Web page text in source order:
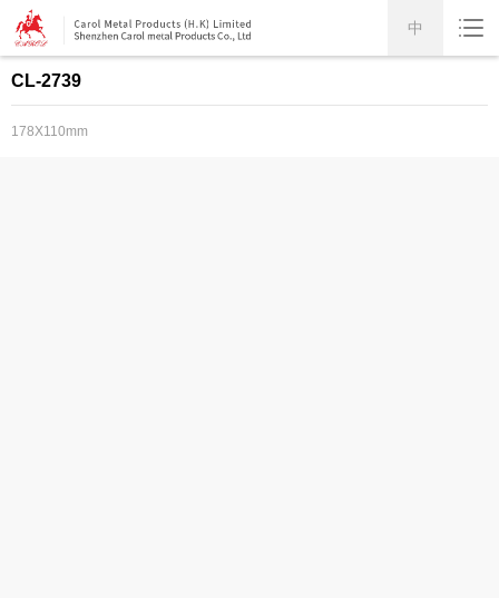
中
CL-2739
178X110mm